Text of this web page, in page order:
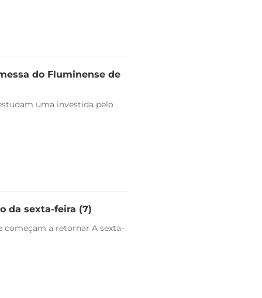
do Fluminense de
uma investida pelo
da sexta-feira (7)
começam a retornar A sexta-